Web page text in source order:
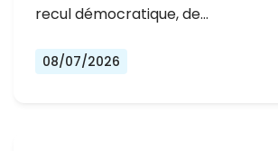
recul démocratique, de…
08/07/2026